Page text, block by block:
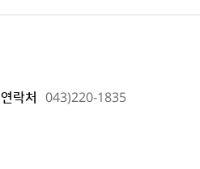
연락처 043)220-1835